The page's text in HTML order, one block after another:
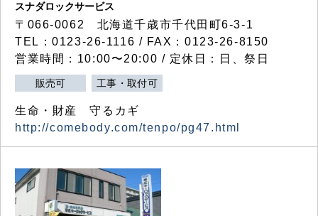
スナダロックサービス
〒066-0062 北海道千歳市千代田町6-3-1
TEL：0123-26-1116 / FAX：0123-26-8150
営業時間：10:00〜20:00 / 定休日：日、祭日
販売可 工事・取付可
生命・財産 守るカギ
http://comebody.com/tenpo/pg47.html